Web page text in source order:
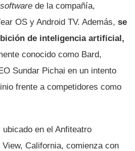
software de la compañía,
OS y Android TV. Además, se
de inteligencia artificial,
conocido como Bard,
Sundar Pichai en un intento
frente a competidores como
en el Anfiteatro
View, California, comienza con